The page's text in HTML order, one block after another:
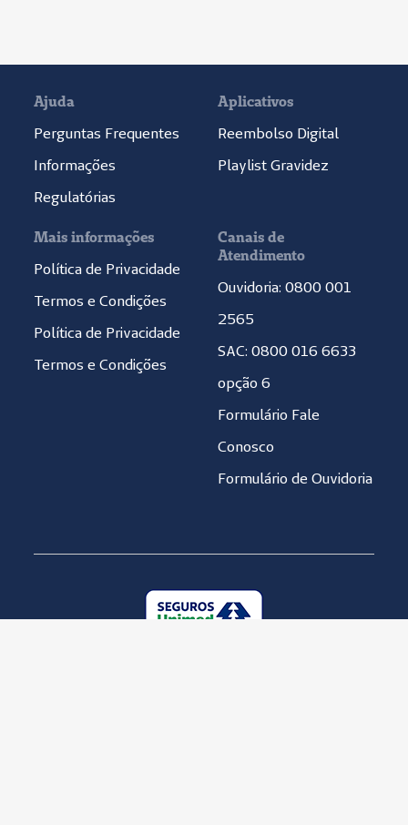
Ajuda
Perguntas Frequentes
Informações
Regulatórias
Aplicativos
Reembolso Digital
Playlist Gravidez
Mais informações
Política de Privacidade
Termos e Condições
Política de Privacidade
Termos e Condições
Canais de
Atendimento
Ouvidoria: 0800 001
2565
SAC: 0800 016 6633
opção 6
Formulário Fale
Conosco
Formulário de Ouvidoria